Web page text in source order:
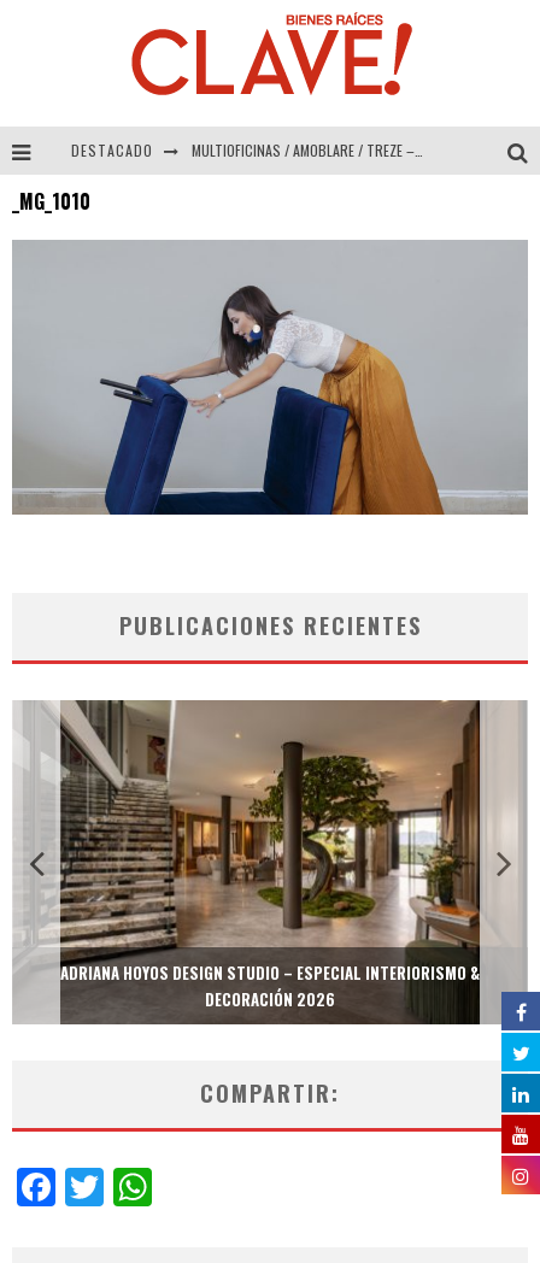
DESTACADO MULTIOFICINAS / AMOBLARE / TREZE – Especial Interiorismo & Decoración 2026
COLINEAL – Especial Interiorismo & Decoración 2026
_MG_1010
PUBLICACIONES RECIENTES
ADRIANA HOYOS DESIGN STUDIO – ESPECIAL INTERIORISMO &
DECORACIÓN 2026
COMPARTIR:
Facebook
Twitter